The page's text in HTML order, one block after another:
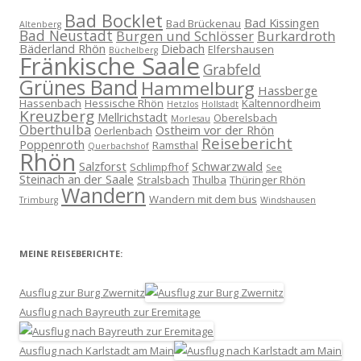
Altenberg Bad Bocklet Bad Brückenau Bad Kissingen
Bad NeustadtBurgen und Schlösser Burkardroth
Bäderland Rhön Büchelberg Diebach Elfershausen
Fränkische Saale Grabfeld
Grünes BandHammelburg Hassberge
Hassenbach Hessische Rhön Hetzlos Hollstadt Kaltennordheim
Kreuzberg Mellrichstadt Morlesau Oberelsbach
Oberthulba Oerlenbach Ostheim vor der Rhön
Poppenroth Querbachshof Ramsthal Reisebericht
Rhön Salzforst Schlimpfhof Schwarzwald See
Steinach an der Saale Stralsbach Thulba Thüringer Rhön
Trimburg Wandern Wandern mit dem bus Windshausen
MEINE REISEBERICHTE:
Ausflug zur Burg Zwernitz
Ausflug nach Bayreuth zur Eremitage
Ausflug nach Karlstadt am Main